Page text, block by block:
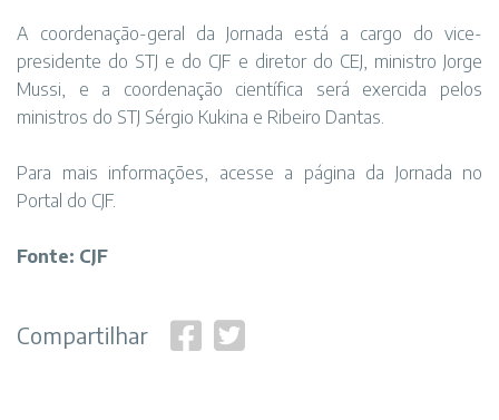
A coordenação-geral da Jornada está a cargo do vice-
presidente do STJ e do CJF e diretor do CEJ, ministro Jorge
Mussi, e a coordenação científica será exercida pelos
ministros do STJ Sérgio Kukina e Ribeiro Dantas.
Para mais informações, acesse a página da Jornada no
Portal do CJF.
Fonte: CJF
Compartilhar